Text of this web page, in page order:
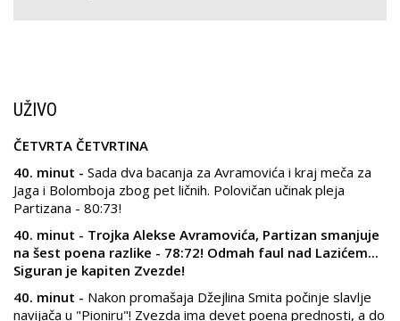
UŽIVO
ČETVRTA ČETVRTINA
40. minut - Sada dva bacanja za Avramovića i kraj meča za
Jaga i Bolomboja zbog pet ličnih. Polovičan učinak pleja
Partizana - 80:73!
40. minut - Trojka Alekse Avramovića, Partizan smanjuje
na šest poena razlike - 78:72! Odmah faul nad Lazićem...
Siguran je kapiten Zvezde!
40. minut - Nakon promašaja Džejlina Smita počinje slavlje
navijača u "Pioniru"! Zvezda ima devet poena prednosti, a do